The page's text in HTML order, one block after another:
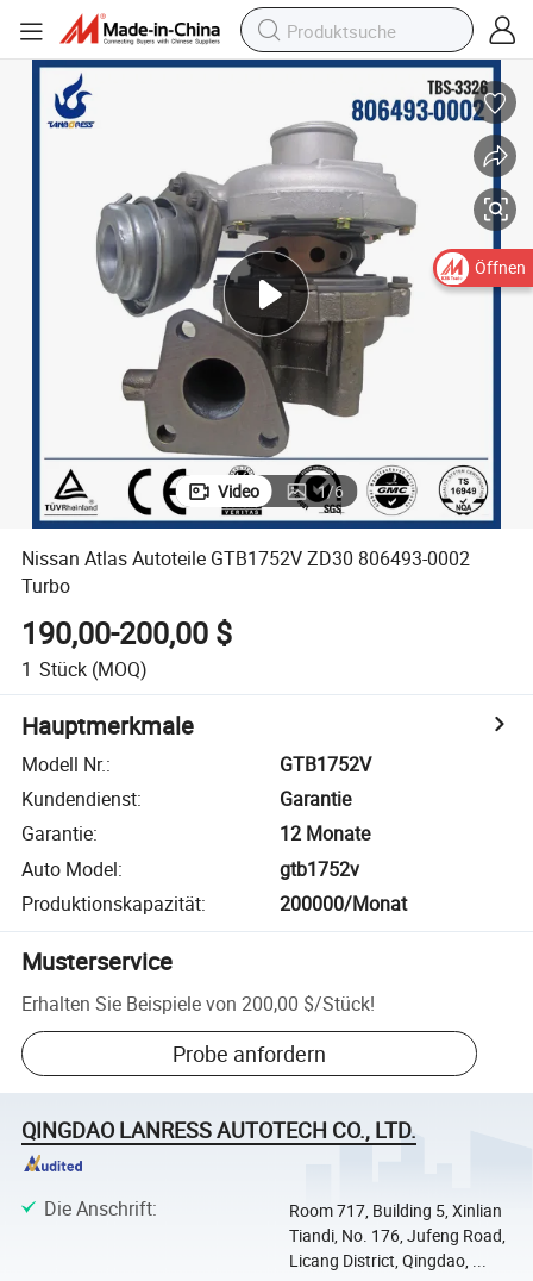
Video 1/6
Nissan Atlas Autoteile GTB1752V ZD30 806493-0002
Turbo
190,00-200,00 $
1 Stück (MOQ)
Hauptmerkmale
Modell Nr.:
GTB1752V
Kundendienst:
Garantie
Garantie:
12 Monate
Auto Model:
gtb1752v
Produktionskapazität: 200000/Monat
Musterservice
Erhalten Sie Beispiele von 200,00 $/Stück!
Probe anfordern
QINGDAO LANRESS AUTOTECH CO., LTD.
Die Anschrift:
Room 717, Building 5, Xinlian
Tiandi, No. 176, Jufeng Road,
Licang District, Qingdao, ...
Öffnen